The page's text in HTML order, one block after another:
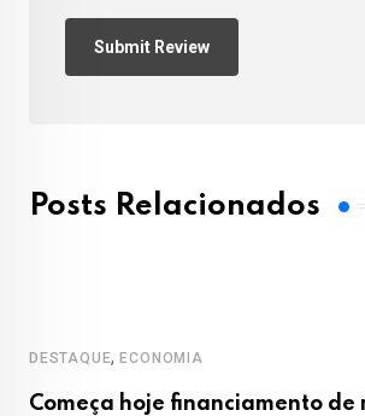
Posts Relacionados
DESTAQUE,ECONOMIA
Começa hoje financiamento de